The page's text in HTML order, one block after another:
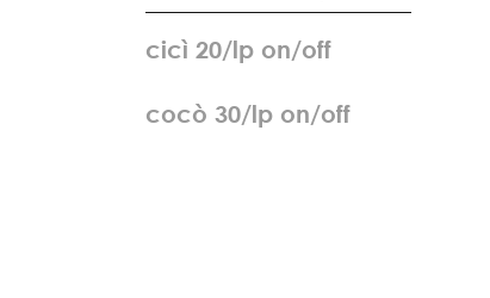
cicì 20/lp on/off
cocò 30/lp on/off